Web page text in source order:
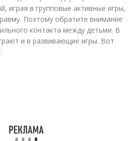
играя в групповые активные игры,
Поэтому обратите внимание
контакта между детьми. В
и в развивающие игры. Вот